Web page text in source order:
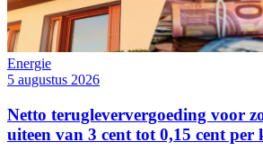
Energie
5 augustus 2026
Netto terugleververgoeding voor
uiteen van 3 cent tot 0,15 cent per